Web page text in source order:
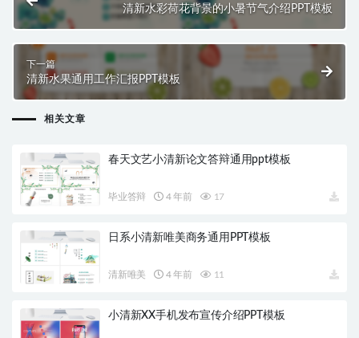
清新水彩荷花背景的小暑节气介绍PPT模板
下一篇
清新水果通用工作汇报PPT模板
相关文章
春天文艺小清新论文答辩通用ppt模板
毕业答辩 4 年前 17
日系小清新唯美商务通用PPT模板
清新唯美 4 年前 11
小清新XX手机发布宣传介绍PPT模板